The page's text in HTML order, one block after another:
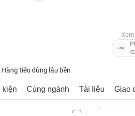
Hàng tiêu dùng lâu bền
kiện Cùng ngành Tài liệu Giao